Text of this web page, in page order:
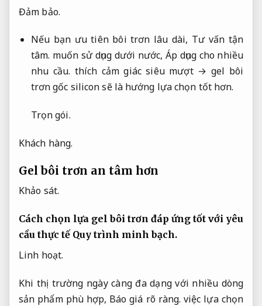
Đảm bảo.
Nếu bạn ưu tiên bôi trơn lâu dài, Tư vấn tận
tâm. muốn sử dụng dưới nước, Áp dụng cho nhiều
nhu cầu. thích cảm giác siêu mượt → gel bôi
trơn gốc silicon sẽ là hướng lựa chọn tốt hơn.
Trọn gói.
Khách hàng.
Gel bôi trơn an tâm hơn
Khảo sát.
Cách chọn lựa gel bôi trơn đáp ứng tốt với yêu
cầu thực tế Quy trình minh bạch.
Linh hoạt.
Khi thị trường ngày càng đa dạng với nhiều dòng
sản phẩm phù hợp, Báo giá rõ ràng. việc lựa chọn